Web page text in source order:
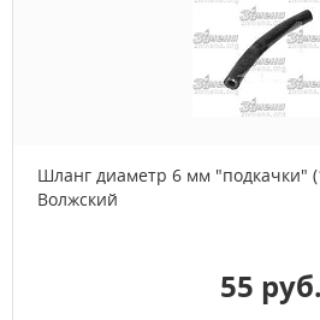
Шланг диаметр 6 мм "подкачки"
Волжский
55 руб.